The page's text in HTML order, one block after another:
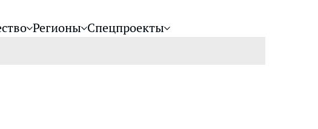
Регионы Спецпроекты